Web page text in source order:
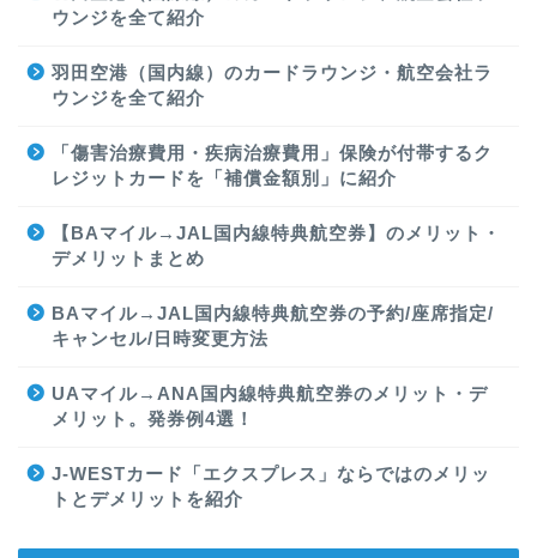
ウンジを全て紹介
羽田空港（国内線）のカードラウンジ・航空会社ラ
ウンジを全て紹介
「傷害治療費用・疾病治療費用」保険が付帯するク
レジットカードを「補償金額別」に紹介
【BAマイル→JAL国内線特典航空券】のメリット・
デメリットまとめ
BAマイル→JAL国内線特典航空券の予約/座席指定/
キャンセル/日時変更方法
UAマイル→ANA国内線特典航空券のメリット・デ
メリット。発券例4選！
J-WESTカード「エクスプレス」ならではのメリッ
トとデメリットを紹介